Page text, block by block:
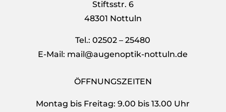
Stiftsstr. 6
48301 Nottuln
Tel.: 02502 – 25480
E-Mail: mail@augenoptik-nottuln.de
ÖFFNUNGSZEITEN
Montag bis Freitag: 9.00 bis 13.00 Uhr